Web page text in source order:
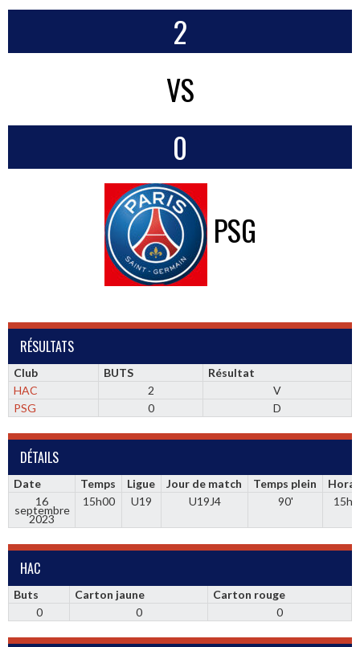
2
VS
0
PSG
RÉSULTATS
Club BUTS
Résultat
HAC
2
V
PSG
0 D
DÉTAILS
Date Temps Ligue Jour de match Temps plein
16
septembre
2023
15h00 U19 U19J4 90'
HAC
Buts Carton jaune
Carton rouge
0
0 0